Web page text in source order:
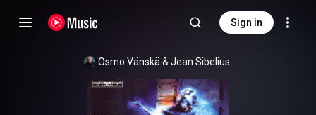
Sign in
Osmo Vänskä & Jean Sibelius